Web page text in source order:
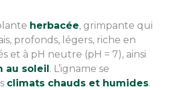
herbacée, grimpante qui
profonds, légers, riche en
et à pH neutre (pH = 7), ainsi
au soleil . L’igname se
climats chauds et humides.